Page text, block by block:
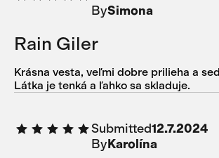
BySimona
Rain Giler
Krásna vesta, veľmi dobre prilieha a
Látka je tenká a ľahko sa skladuje.
Submitted12.7.2024
ByKarolína